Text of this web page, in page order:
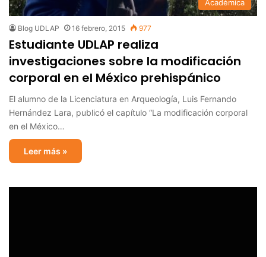
Académica
Blog UDLAP 16 febrero, 2015 977
Estudiante UDLAP realiza
investigaciones sobre la modificación
corporal en el México prehispánico
El alumno de la Licenciatura en Arqueología, Luis Fernando
Hernández Lara, publicó el capítulo “La modificación corporal
en el México…
Leer más »